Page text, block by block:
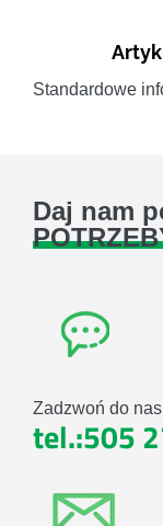
Standardowe
Daj nam
Zadzwoń do
tel.:505